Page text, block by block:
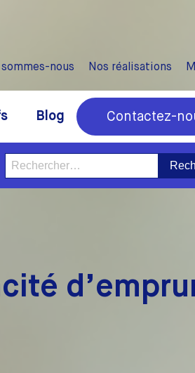
nous Nos réalisations
Blog Contactez-
Rechercher :